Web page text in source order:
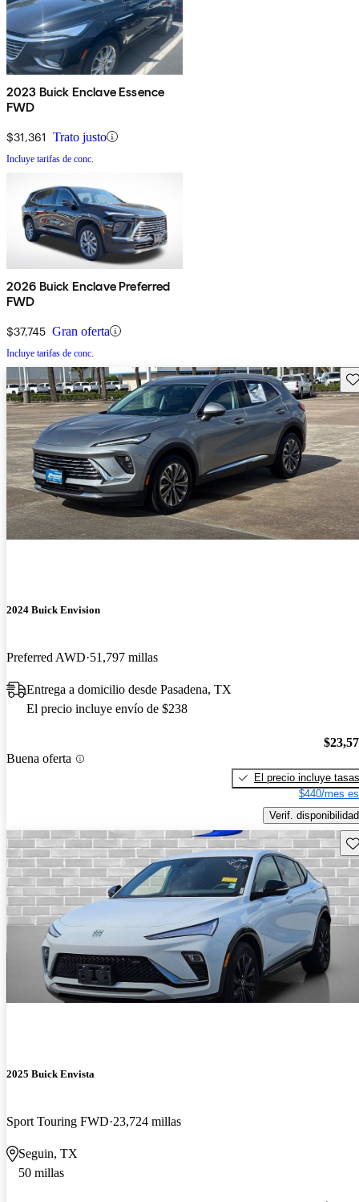
2023 Buick Enclave Essence
FWD
$31,361 Trato justo
Incluye tarifas de conc.
2026 Buick Enclave Preferred
FWD
$37,745 Gran oferta
Incluye tarifas de conc.
2024 Buick Envision
Preferred AWD 51,797 millas
Entrega a domicilio desde Pasadena, TX
El precio incluye envío de $238
Buena oferta
El precio incluye tasas
$440/mes
Verif. disponibilidad
2025 Buick Envista
Sport Touring FWD 23,724 millas
Seguin, TX
50 millas